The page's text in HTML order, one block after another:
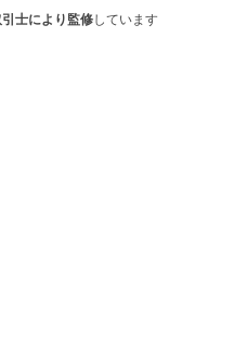
士により監修しています